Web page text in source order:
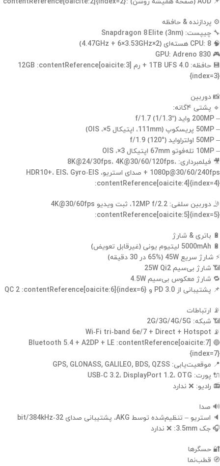
⚙ پردازنده & حافظه
🔧 چیپست: Snapdragon 8 Elite (3nm)
🧠 CPU: 8 هسته‌ای (2×4.47GHz + 6×3.53GHz)
🎮 GPU: Adreno 830
💾 حافظه: 1TB UFS 4.0 + رم 12GB :contentReference[oaicite:3]
{index=3}
📸 دوربین
🔹 پشتی ۴گانه:
– 200MP واید f/1.7 (1/1.3″)
– 50MP پریسکوپ (111mm، اپتیکال 5×، OIS)
– 50MP اولتراواید f/1.9 (120°)
– 10MP تله‌فوتو 67mm اپتیکال 3×، OIS
🎥 فیلمبرداری: 8K@24/30fps، 4K@30/60/120fps،
1080p@30/60/240fps + صدای استریو، HDR10+، EIS، Gyro‑EIS
:contentReference[oaicite:4]{index=4}
🤳 دوربین سلفی: 12MP f/2.2، ثبت ویدیو 4K@30/60fps
:contentReference[oaicite:5]{index=5}
🔋 باتری & شارژ
🔋 5000mAh لیتیوم یونی (غیرقابل تعویض)
⚡ شارژ سریع 45W (65% در 30 دقیقه)
📶 شارژ بی‌سیم 25W Qi2
🔁 شارژ معکوس بی‌سیم 4.5W
📌 پشتیبانی از PD 3.0 و QC 2 :contentReference[oaicite:6]{index=6}
📡 ارتباطات
📶 شبکه: 2G/3G/4G/5G
📡 Wi‑Fi tri‑band 6e/7 + Direct + Hotspot
🔵 Bluetooth 5.4 + A2DP + LE :contentReference[oaicite:7]
{index=7}
📍 موقعیت‌یابی: GPS, GLONASS, GALILEO, BDS, QZSS
🔌 پورت: USB‑C 3.2، DisplayPort 1.2، OTG
📻 رادیو: ❌ ندارد
🔊 صدا
🔈 استریو – تنظیم‌شده توسط AKG، پشتیبانی صدای 32‑bit/384kHz
🎧 جک 3.5mm: ❌ ندارد
🔐 حسگرها
🧭 قطب‌نما